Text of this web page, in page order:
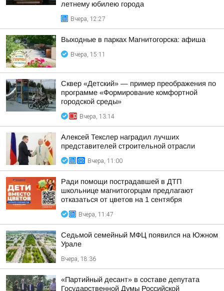
летнему юбилею города
Вчера, 12:27
Выходные в парках Магнитогорска: афиша
Вчера, 15:11
Сквер «Детский» — пример преображения по
программе «Формирование комфортной
городской среды»
Вчера, 13:14
Алексей Текслер наградил лучших
представителей строительной отрасли
Вчера, 11:00
Ради помощи пострадавшей в ДТП
школьнице магнитогорцам предлагают
отказаться от цветов на 1 сентября
Вчера, 11:47
Седьмой семейный МФЦ появился на Южном
Урале
Вчера, 18:36
«Партийный десант» в составе депутата
Государственной Думы Российской